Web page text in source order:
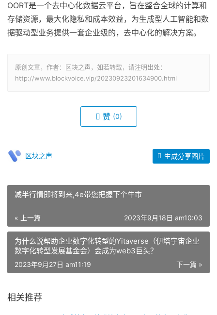
OORT是一个去中心化数据云平台，旨在整合全球的计算和
存储资源，最大化隐私和成本效益，为生成型人工智能和数
据驱动型业务提供一套企业级的，去中心化的解决方案。
原创文章，作者：区块之声，如若转载，请注明出处：
http://www.blockvoice.vip/20230923201634900.html
赞 (0)
区块之声 生成分享图片
减半行情即将到来,4e带您把握下个牛市
« 上一篇 2023年9月18日 am10:03
为什么说帮助企业数字化转型的Yitaverse（伊塔宇宙企业
数字化转型发展基金会）会成为web3巨头？
下一篇 »
2023年9月27日 am11:19
相关推荐